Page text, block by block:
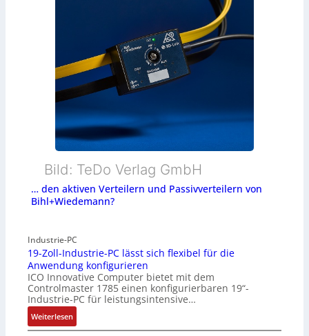
Bild: TeDo Verlag GmbH
… den aktiven Verteilern und Passivverteilern von
Bihl+Wiedemann?
Industrie-PC
19-Zoll-Industrie-PC lässt sich flexibel für die
Anwendung konfigurieren
ICO Innovative Computer bietet mit dem
Controlmaster 1785 einen konfigurierbaren 19“-
Industrie-PC für leistungsintensive…
Weiterlesen:
1